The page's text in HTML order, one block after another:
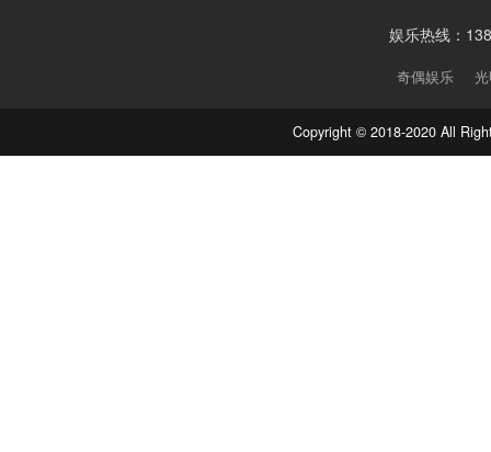
娱乐热线：
奇偶娱乐
Copyright © 2018-2020 All